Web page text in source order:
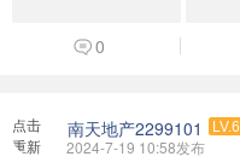
0
点击
重新
南天地产2299101 LV.6
2024-7-19 10:58发布